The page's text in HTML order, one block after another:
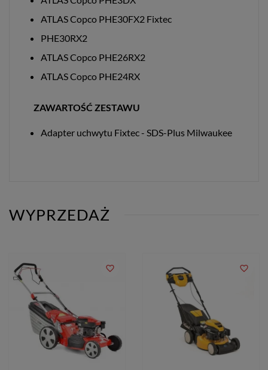
ATLAS Copco PHE30FX2 Fixtec
PHE30RX2
ATLAS Copco PHE26RX2
ATLAS Copco PHE24RX
ZAWARTOŚĆ ZESTAWU
Adapter uchwytu Fixtec - SDS-Plus Milwaukee
WYPRZEDAŻ
favorite_border favorite_border